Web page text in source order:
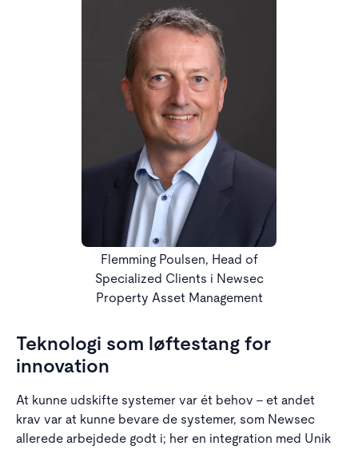
Flemming Poulsen, Head of
Specialized Clients i Newsec
Property Asset Management
Teknologi som løftestang for
innovation
At kunne udskifte systemer var ét behov - et andet
krav var at kunne bevare de systemer, som Newsec
allerede arbejdede godt i; her en integration med Unik